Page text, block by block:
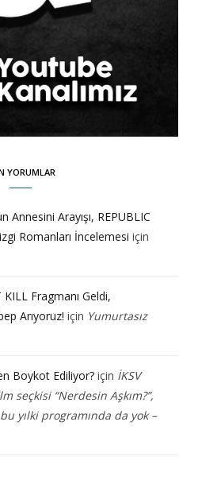
YORUMLAR
Annesini Arayışı, REPUBLIC
Romanları İncelemesi için
KILL Fragmanı Geldi,
Arıyoruz! için Yumurtasız
Boykot Ediliyor? için İKSV
seçkisi “Nerdesin Aşkım?”,
yılki programında da yok –